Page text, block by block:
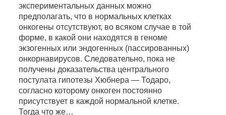
экспериментальных данных можно
предполагать, что в нормальных клетках
онкогены отсутствуют, во всяком случае в той
форме, в какой они находятся в геноме
экзогенных или эндогенных (пассированных)
онкорнавирусов. Следовательно, пока не
получены доказательства центрального
постулата гипотезы Хюбнера — Тодаро,
согласно которому онкоген постоянно
присутствует в каждой нормальной клетке.
Тогда что же…